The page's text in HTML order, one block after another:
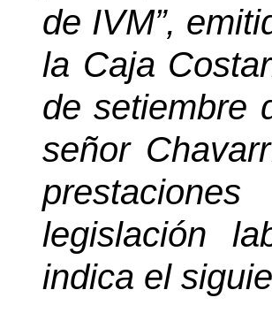
de IVM”,
la Caja
de setiembre
señor
legislación
indica el